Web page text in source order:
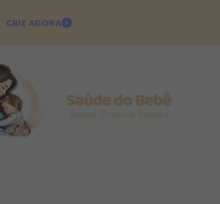
CRIE AGORA